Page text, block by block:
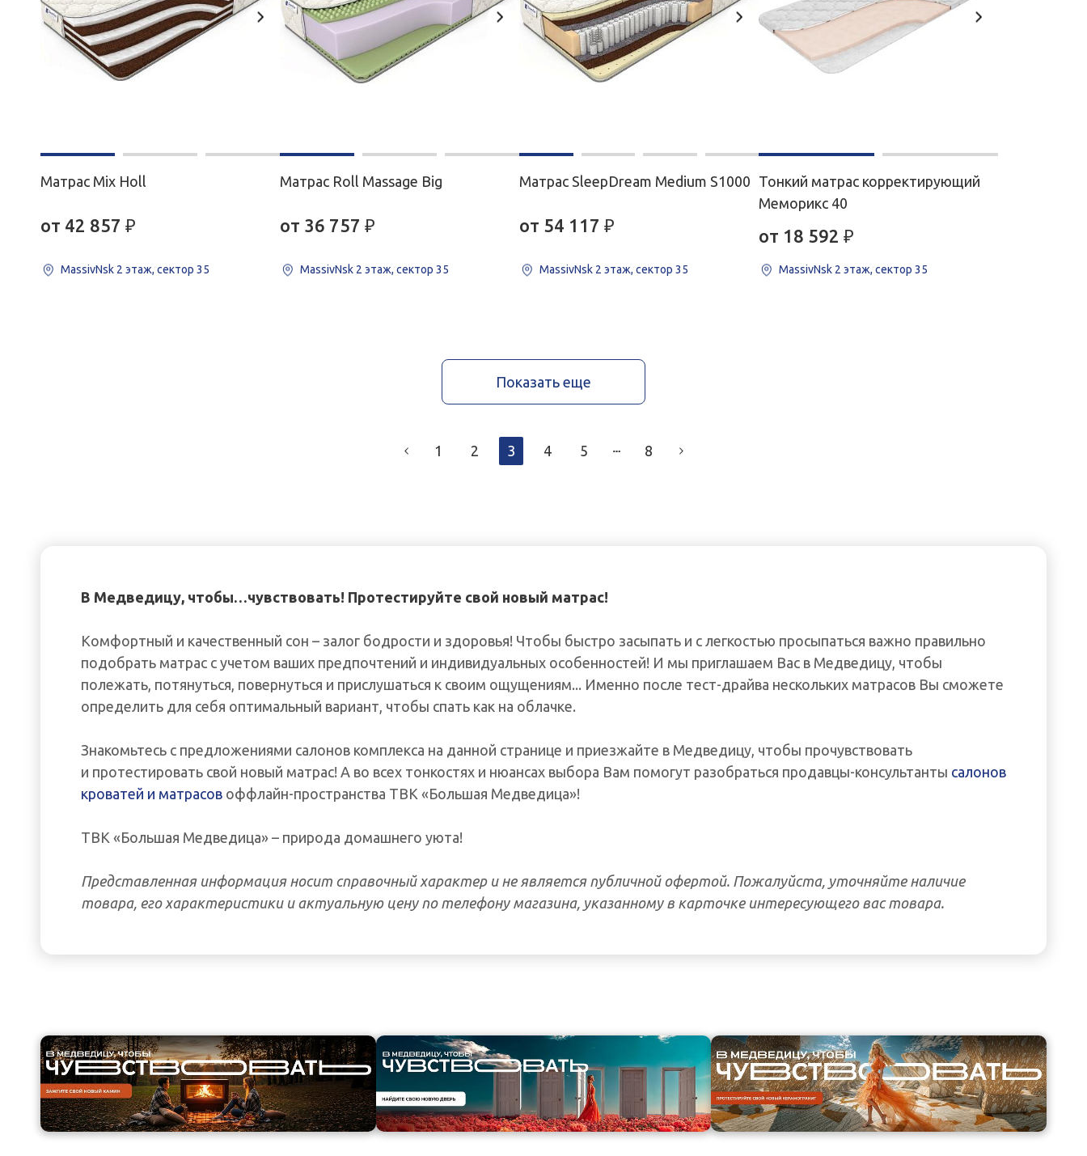
Матрас Mix Holl
от 42 857 ₽
MassivNsk 2 этаж, сектор 35
Матрас Roll Massage Big
от 36 757 ₽
MassivNsk 2 этаж, сектор 35
Матрас SleepDream Medium S1000
от 54 117 ₽
MassivNsk 2 этаж, сектор 35
Тонкий матрас корректирующий
Меморикс 40
от 18 592 ₽
MassivNsk 2 этаж, сектор 35
Показать еще
1 2 3 4 5 8
В Медведицу, чтобы…чувствовать! Протестируйте свой новый матрас!
Комфортный и качественный сон – залог бодрости и здоровья! Чтобы быстро засыпать и с легкостью просыпаться важно правильно
подобрать матрас с учетом ваших предпочтений и индивидуальных особенностей! И мы приглашаем Вас в Медведицу, чтобы
полежать, потянуться, повернуться и прислушаться к своим ощущениям... Именно после тест-драйва нескольких матрасов Вы сможете
определить для себя оптимальный вариант, чтобы спать как на облачке.
Знакомьтесь с предложениями салонов комплекса на данной странице и приезжайте в Медведицу, чтобы прочувствовать
и протестировать свой новый матрас! А во всех тонкостях и нюансах выбора Вам помогут разобраться продавцы-консультанты салонов
кроватей и матрасов оффлайн-пространства ТВК «Большая Медведица»!
ТВК «Большая Медведица» – природа домашнего уюта!
Представленная информация носит справочный характер и не является публичной офертой. Пожалуйста, уточняйте наличие
товара, его характеристики и актуальную цену по телефону магазина, указанному в карточке интересующего вас товара.